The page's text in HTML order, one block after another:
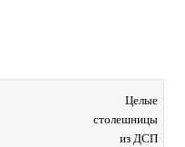
Целые
столешницы
из ДСП